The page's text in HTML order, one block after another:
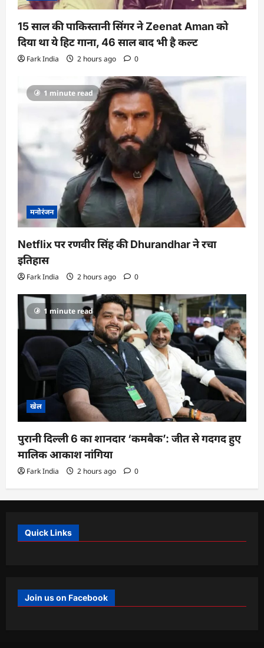
15 साल की पाकिस्तानी सिंगर ने Zeenat Aman को
दिया था ये हिट गाना, 46 साल बाद भी है कल्ट
Fark India 2 hours ago 0
1 minute read
मनोरंजन
Netflix पर रणवीर सिंह की Dhurandhar ने रचा
इतिहास
Fark India 2 hours ago 0
1 minute read
खेल
पुरानी दिल्ली 6 का शानदार ‘कमबैक’: जीत से गदगद हुए
मालिक आकाश नांगिया
Fark India 2 hours ago 0
Quick Links
Join us on Facebook